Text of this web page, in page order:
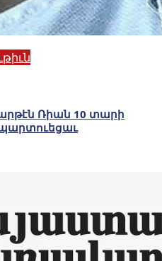
Ռիան 10 տարի